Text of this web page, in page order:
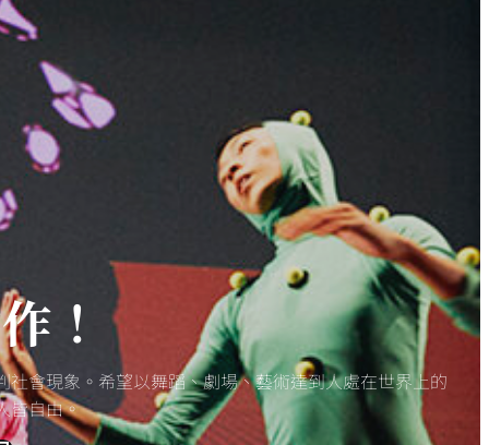
！
會現象。希望以舞蹈、劇場、藝術達到人處在世界上的
皆自由。